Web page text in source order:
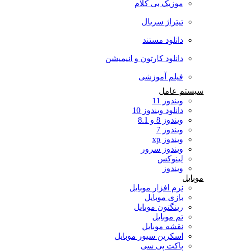
موزیک بی کلام
تیتراژ سریال
دانلود مستند
دانلود کارتون و انیمیشن
فیلم آموزشی
سیستم عامل
ویندوز 11
دانلود ویندوز 10
ویندوز 8 و 8.1
ویندوز 7
ویندوز xp
ویندوز سرور
لینوکس
ویندوز
موبایل
نرم افزار موبایل
بازی موبایل
رینگتون موبایل
تم موبایل
نقشه موبایل
اسکرین سیور موبایل
پاکت پی سی